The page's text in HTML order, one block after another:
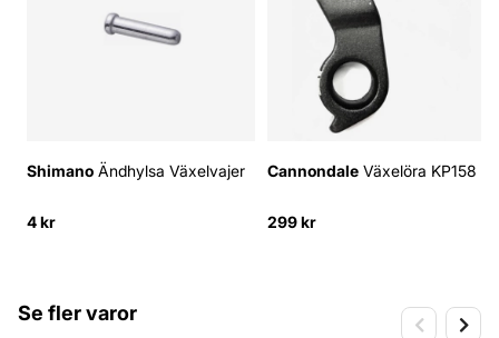
Shimano Ändhylsa Växelvajer
4 kr
Cannondale Växelöra KP158
299 kr
Se fler varor